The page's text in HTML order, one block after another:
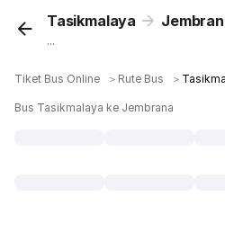
Tasikmalaya
...
Tiket Bus Online ＞ Rute Bus ＞
Bus Tasikmalaya ke Jembrana